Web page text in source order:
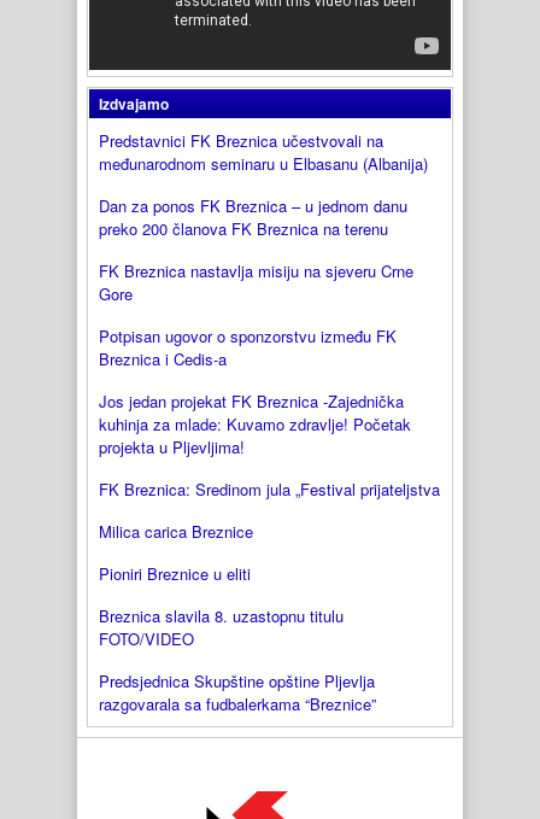
Izdvajamo
Predstavnici FK Breznica učestvovali na
međunarodnom seminaru u Elbasanu (Albanija)
Dan za ponos FK Breznica – u jednom danu
preko 200 članova FK Breznica na terenu
FK Breznica nastavlja misiju na sjeveru Crne
Gore
Potpisan ugovor o sponzorstvu između FK
Breznica i Cedis-a
Jos jedan projekat FK Breznica -Zajednička
kuhinja za mlade: Kuvamo zdravlje! Početak
projekta u Pljevljima!
FK Breznica: Sredinom jula „Festival prijateljstva
Milica carica Breznice
Pioniri Breznice u eliti
Breznica slavila 8. uzastopnu titulu
FOTO/VIDEO
Predsjednica Skupštine opštine Pljevlja
razgovarala sa fudbalerkama “Breznice”